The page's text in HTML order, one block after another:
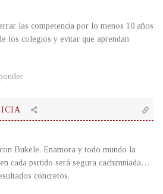
las competencia por lo menos 10 años
los colegios y evitar que aprendan
Bukele. Enamora y todo mundo la
cada psrtido será segura cachimniada…
concretos.